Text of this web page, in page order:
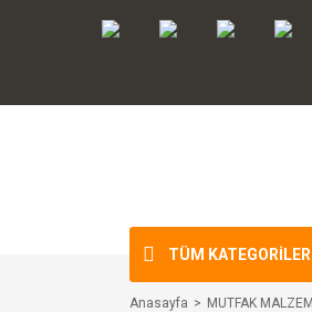
TÜM KATEGORİLER
Anasayfa MUTFAK